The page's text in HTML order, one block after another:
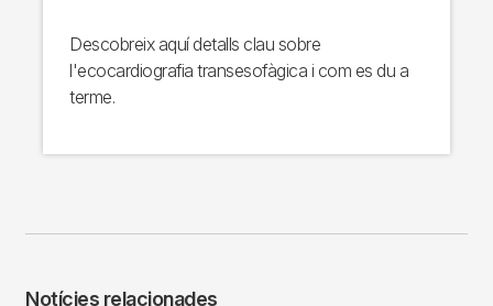
Descobreix aquí detalls clau sobre
l'ecocardiografia transesofàgica i com es du a
terme.
Notícies relacionades